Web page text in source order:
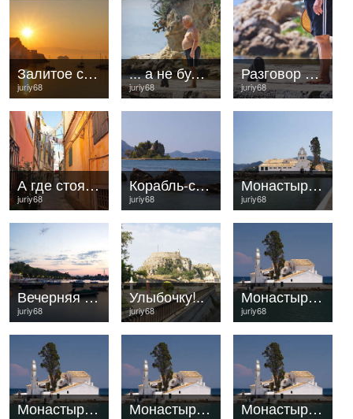
juriy68
Залитое солнцем
juriy68
... а не будете слушаться,- выкину в море!
juriy68
Разговор по душам
juriy68
А где стоянка для Bentley?
juriy68
Корабль-скала
juriy68
Монастырь Влахерна
juriy68
Вечерняя Керкира
juriy68
Улыбочку!..
juriy68
Монастырь Влахерна
Монастырь Влахерна Монастырь Влахерна Монастырь Влахерна